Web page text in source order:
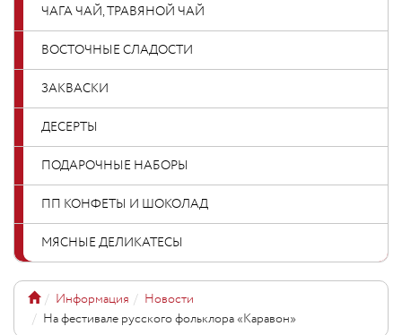
ЧАГА ЧАЙ, ТРАВЯНОЙ ЧАЙ
ВОСТОЧНЫЕ СЛАДОСТИ
ЗАКВАСКИ
ДЕСЕРТЫ
ПОДАРОЧНЫЕ НАБОРЫ
ПП КОНФЕТЫ И ШОКОЛАД
МЯСНЫЕ ДЕЛИКАТЕСЫ
Информация
Новости
На фестивале русского фольклора «Каравон»